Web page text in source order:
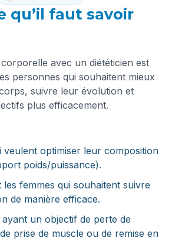
qu’il faut savoir
avec un diététicien est
personnes qui souhaitent mieux
suivre leur évolution et
plus efficacement.
veulent optimiser leur composition
poids/puissance).
les femmes qui souhaitent suivre
de manière efficace.
un objectif de perte de
prise de muscle ou de remise en